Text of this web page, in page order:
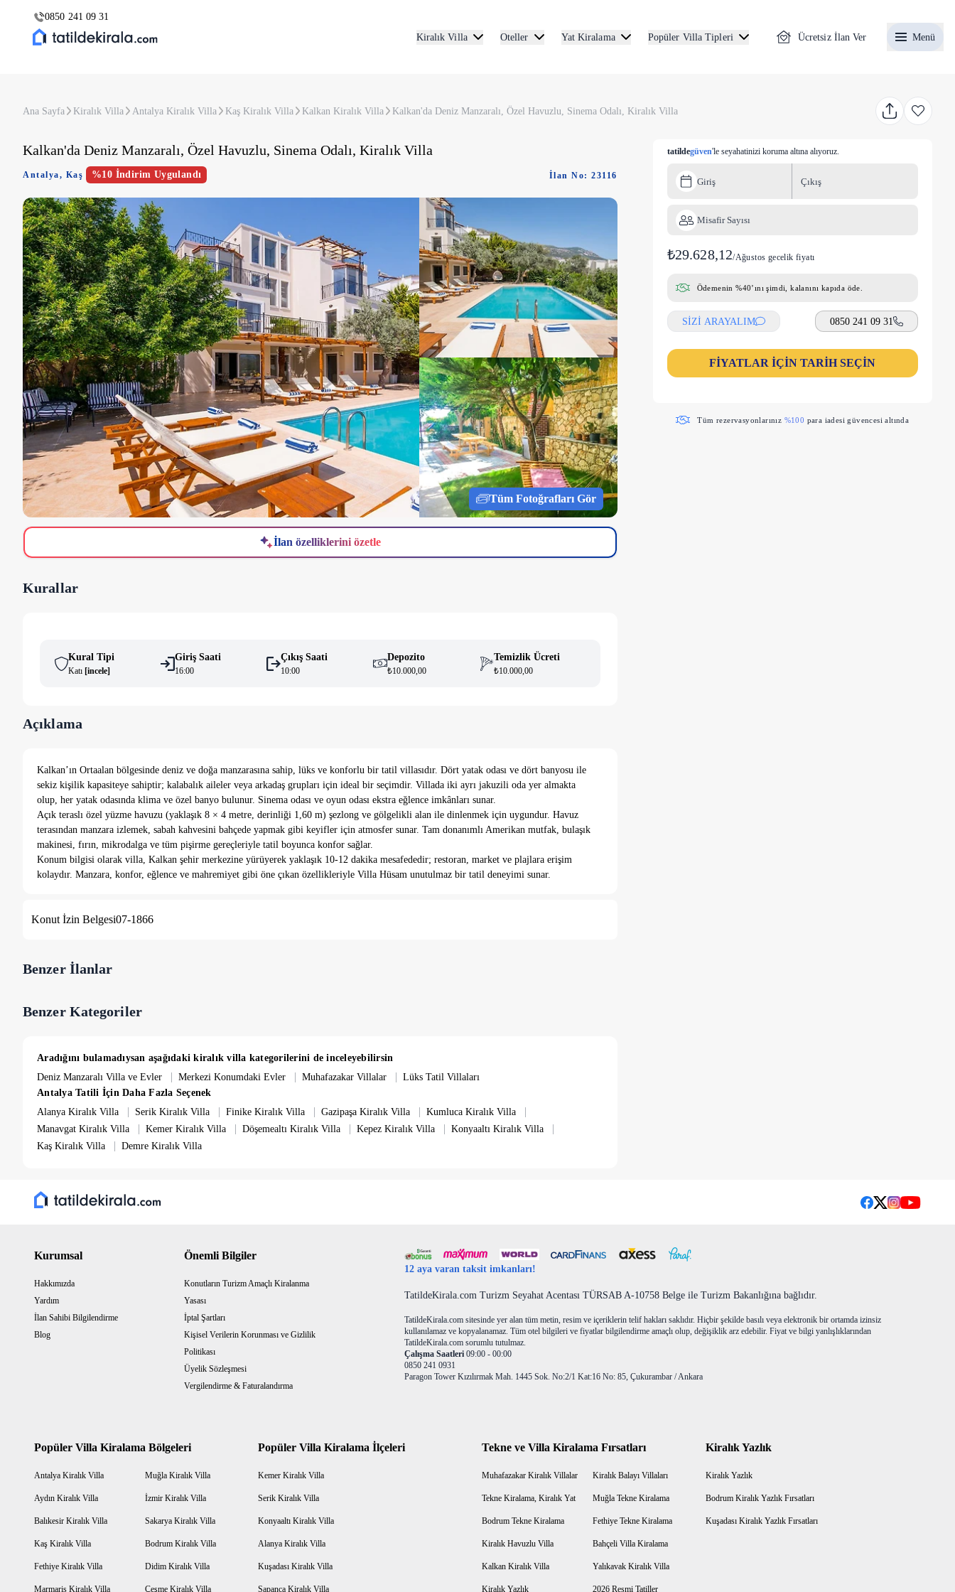
0850 241 09 31
Kiralık Villa
Oteller Yat Kiralama Popüler Villa Tipleri Ücretsiz İlan Ver Menü
Ana Sayfa Kiralık Villa Antalya Kiralık Villa Kaş Kiralık Villa Kalkan Kiralık Villa Kalkan'da Deniz Manzaralı, Özel Havuzlu, Sinema Odalı, Kiralık Villa
Kalkan'da Deniz Manzaralı, Özel Havuzlu, Sinema Odalı, Kiralık Villa
Antalya, Kaş %10 İndirim Uygulandı İlan No: 23116
Tüm Fotoğrafları Gör
İlan özelliklerini özetle
Kurallar
Kural Tipi
Katı [i̇ncele]
Giriş Saati
16:00
Çıkış Saati
10:00
Depozito
₺10.000,00
Temizlik Ücreti
₺10.000,00
Açıklama
Kalkan’ın Ortaalan bölgesinde deniz ve doğa manzarasına sahip, lüks ve konforlu bir tatil villasıdır. Dört yatak odası ve dört banyosu ile
sekiz kişilik kapasiteye sahiptir; kalabalık aileler veya arkadaş grupları için ideal bir seçimdir. Villada iki ayrı jakuzili oda yer almakta
olup, her yatak odasında klima ve özel banyo bulunur. Sinema odası ve oyun odası ekstra eğlence imkânları sunar.
Açık teraslı özel yüzme havuzu (yaklaşık 8 × 4 metre, derinliği 1,60 m) şezlong ve gölgelikli alan ile dinlenmek için uygundur. Havuz
terasından manzara izlemek, sabah kahvesini bahçede yapmak gibi keyifler için atmosfer sunar. Tam donanımlı Amerikan mutfak, bulaşık
makinesi, fırın, mikrodalga ve tüm pişirme gereçleriyle tatil boyunca konfor sağlar.
Konum bilgisi olarak villa, Kalkan şehir merkezine yürüyerek yaklaşık 10-12 dakika mesafededir; restoran, market ve plajlara erişim
kolaydır. Manzara, konfor, eğlence ve mahremiyet gibi öne çıkan özellikleriyle Villa Hüsam unutulmaz bir tatil deneyimi sunar.
Konut İzin Belgesi07-1866
Benzer İlanlar
Benzer Kategoriler
Aradığını bulamadıysan aşağıdaki kiralık villa kategorilerini de inceleyebilirsin
Deniz Manzaralı Villa ve Evler
| Merkezi Konumdaki Evler | Muhafazakar Villalar | Lüks Tatil Villaları
Antalya Tatili İçin Daha Fazla Seçenek
Alanya Kiralık Villa
| Serik Kiralık Villa | Finike Kiralık Villa | Gazipaşa Kiralık Villa | Kumluca Kiralık Villa |
Manavgat Kiralık Villa | Kemer Kiralık Villa | Döşemealtı Kiralık Villa | Kepez Kiralık Villa | Konyaaltı Kiralık Villa |
Kaş Kiralık Villa | Demre Kiralık Villa
tatildegüven'le seyahatinizi koruma altına alıyoruz.
Giriş Çıkış
Misafir Sayısı
₺29.628,12/Ağustos gecelik fiyatı
Ödemenin %40’ını şimdi, kalanını kapıda öde.
SİZİ ARAYALIM 0850 241 09 31
FİYATLAR İÇİN TARİH SEÇİN
Tüm rezervasyonlarınız %100 para iadesi güvencesi altında
Kurumsal
Hakkımızda
Yardım
İlan Sahibi Bilgilendirme
Blog
Önemli Bilgiler
Konutların Turizm Amaçlı Kiralanma
Yasası
İptal Şartları
Kişisel Verilerin Korunması ve Gizlilik
Politikası
Üyelik Sözleşmesi
Vergilendirme & Faturalandırma
12 aya varan taksit imkanları!
TatildeKirala.com Turizm Seyahat Acentası TÜRSAB A-10758 Belge ile Turizm Bakanlığına bağlıdır.
TatildeKirala.com sitesinde yer alan tüm metin, resim ve içeriklerin telif hakları saklıdır. Hiçbir şekilde basılı veya elektronik bir ortamda izinsiz
kullanılamaz ve kopyalanamaz. Tüm otel bilgileri ve fiyatlar bilgilendirme amaçlı olup, değişiklik arz edebilir. Fiyat ve bilgi yanlışlıklarından
TatildeKirala.com sorumlu tutulmaz.
Çalışma Saatleri 09:00 - 00:00
0850 241 0931
Paragon Tower Kızılırmak Mah. 1445 Sok. No:2/1 Kat:16 No: 85, Çukurambar / Ankara
Popüler Villa Kiralama Bölgeleri
Antalya Kiralık Villa Muğla Kiralık Villa
Aydın Kiralık Villa İzmir Kiralık Villa
Balıkesir Kiralık Villa Sakarya Kiralık Villa
Kaş Kiralık Villa Bodrum Kiralık Villa
Fethiye Kiralık Villa Didim Kiralık Villa
Marmaris Kiralık Villa Çeşme Kiralık Villa
Popüler Villa Kiralama İlçeleri
Kemer Kiralık Villa
Serik Kiralık Villa
Konyaaltı Kiralık Villa
Alanya Kiralık Villa
Kuşadası Kiralık Villa
Sapanca Kiralık Villa
Tekne ve Villa Kiralama Fırsatları
Muhafazakar Kiralık Villalar Kiralık Balayı Villaları
Tekne Kiralama, Kiralık Yat Muğla Tekne Kiralama
Bodrum Tekne Kiralama Fethiye Tekne Kiralama
Kiralık Havuzlu Villa Bahçeli Villa Kiralama
Kalkan Kiralık Villa Yalıkavak Kiralık Villa
Kiralık Yazlık 2026 Resmi Tatiller
Kiralık Yazlık
Kiralık Yazlık
Bodrum Kiralık Yazlık Fırsatları
Kuşadası Kiralık Yazlık Fırsatları